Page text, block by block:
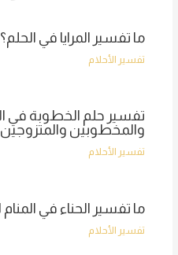
ما تفسير المرايا في الحلم؟
تفسير الأحلام
تفسير حلم الخطوبة في
والمخطوبين والمتزوجين
تفسير الأحلام
ما تفسير الحناء في
تفسير الأحلام